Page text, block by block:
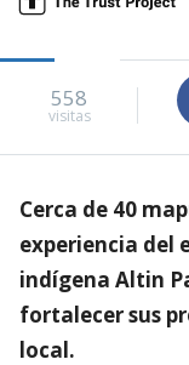
558
visitas
Cerca de 40
experiencia del
indígena Altin
fortalecer sus
local.